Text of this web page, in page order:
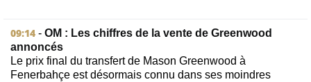
09:14 - OM : Les chiffres de la vente de Greenwood
annoncés
Le prix final du transfert de Mason Greenwood à
Fenerbahçe est désormais connu dans ses moindres